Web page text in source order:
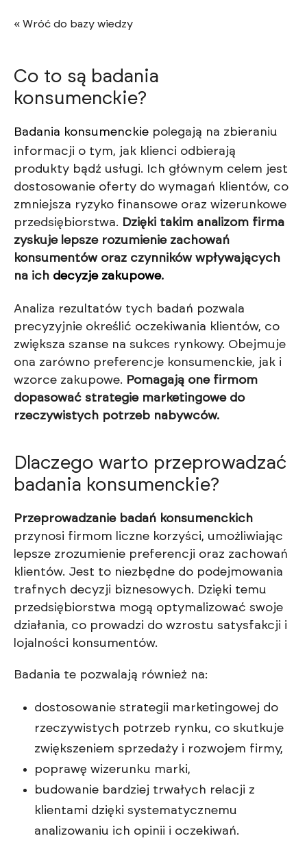
« Wróć do bazy wiedzy
Co to są badania
konsumenckie?
Badania konsumenckie polegają na zbieraniu
informacji o tym, jak klienci odbierają
produkty bądź usługi. Ich głównym celem jest
dostosowanie oferty do wymagań klientów, co
zmniejsza ryzyko finansowe oraz wizerunkowe
przedsiębiorstwa. Dzięki takim analizom firma
zyskuje lepsze rozumienie zachowań
konsumentów oraz czynników wpływających
na ich decyzje zakupowe.
Analiza rezultatów tych badań pozwala
precyzyjnie określić oczekiwania klientów, co
zwiększa szanse na sukces rynkowy. Obejmuje
ona zarówno preferencje konsumenckie, jak i
wzorce zakupowe. Pomagają one firmom
dopasować strategie marketingowe do
rzeczywistych potrzeb nabywców.
Dlaczego warto przeprowadzać
badania konsumenckie?
Przeprowadzanie badań konsumenckich
przynosi firmom liczne korzyści, umożliwiając
lepsze zrozumienie preferencji oraz zachowań
klientów. Jest to niezbędne do podejmowania
trafnych decyzji biznesowych. Dzięki temu
przedsiębiorstwa mogą optymalizować swoje
działania, co prowadzi do wzrostu satysfakcji i
lojalności konsumentów.
Badania te pozwalają również na:
dostosowanie strategii marketingowej do
rzeczywistych potrzeb rynku, co skutkuje
zwiększeniem sprzedaży i rozwojem firmy,
poprawę wizerunku marki,
budowanie bardziej trwałych relacji z
klientami dzięki systematycznemu
analizowaniu ich opinii i oczekiwań.